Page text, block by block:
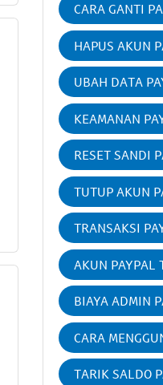
CARA GANTI
HAPUS AKUN
UBAH DATA
KEAMANAN
RESET SANDI
TUTUP AKUN
TRANSAKSI
AKUN PAYPAL
BIAYA ADMIN
CARA
TARIK SALDO